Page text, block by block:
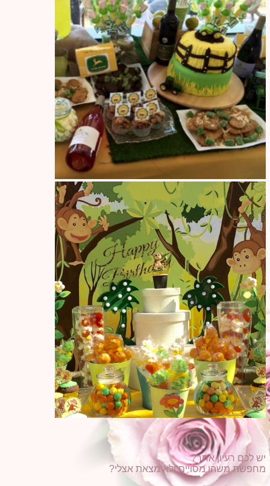
יש לכם רעיון אחר?
מחפשת משהו מסויים ולא מצאת אצלי?